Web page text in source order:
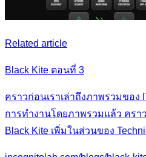
Related article
Black Kite ตอนที่ 3
คราวก่อนเราเล่าถึงภาพรวมของ
การทำงานโดยภาพรวมแล้ว คราว
Black Kite เพิ่มในส่วนของ